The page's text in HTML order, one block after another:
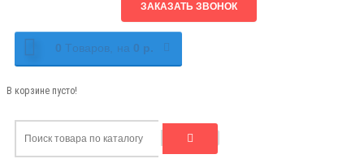
ЗАКАЗАТЬ ЗВОНОК
0 Tоваров, на 0 р.
В корзине пусто!